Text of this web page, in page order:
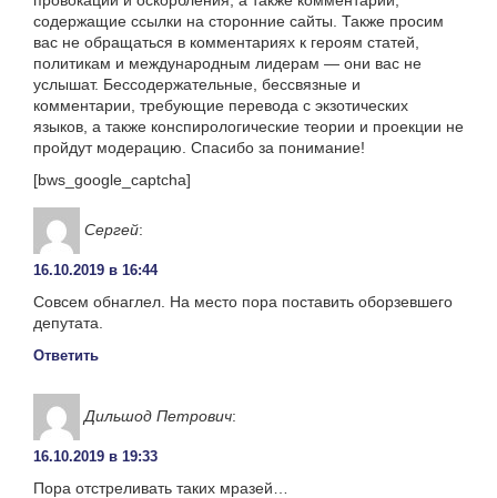
содержащие ссылки на сторонние сайты. Также просим
вас не обращаться в комментариях к героям статей,
политикам и международным лидерам — они вас не
услышат. Бессодержательные, бессвязные и
комментарии, требующие перевода с экзотических
языков, а также конспирологические теории и проекции не
пройдут модерацию. Спасибо за понимание!
[bws_google_captcha]
Сергей:
16.10.2019 в 16:44
Совсем обнаглел. На место пора поставить оборзевшего
депутата.
Ответить
Дильшод Петрович:
16.10.2019 в 19:33
Пора отстреливать таких мразей…